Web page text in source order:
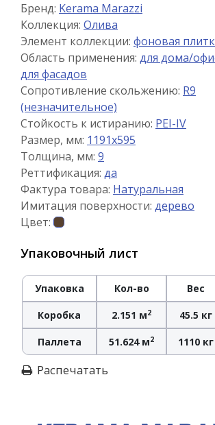
Бренд: Kerama Marazzi
Коллекция: Олива
Элемент коллекции: фоновая
Область применения: для дома/
для фасадов
Сопротивление скольжению: R9
(незначительное)
Стойкость к истиранию: PEI-IV
Размер, мм: 1191x595
Толщина, мм: 9
Реттификация: да
Фактура товара: Натуральная
Имитация поверхности: дерево
Цвет:
Упаковочный лист
Упаковка Кол-во Вес
Коробка 2.151 м2 45.5 кг
Паллета 51.624 м2 1110 кг
Распечатать